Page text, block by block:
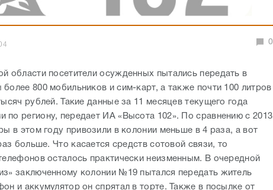
0
области посетители осужденных пытались передать в
800 мобильников и сим-карт, а также почти 100 литров
рублей. Такие данные за 11 месяцев текущего года
по региону, передает ИА «Высота 102». По сравнению с 2013
в этом году привозили в колонии меньше в 4 раза, а вот
больше. Что касается средств сотовой связи, то
осталось практически неизменным. В очередной
заключенному колонии №19 пытался передать житель
и аккумулятор он спрятал в торте. Также в посылке от